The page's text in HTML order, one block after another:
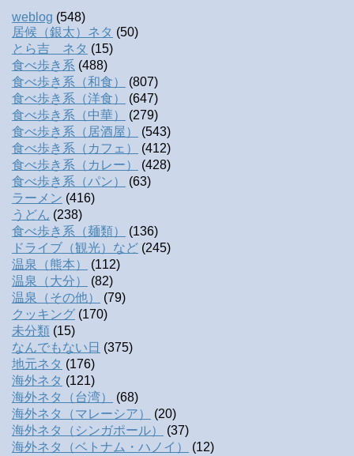
weblog (548)
居候（銀太）ネタ (50)
とら吉 ネタ (15)
食べ歩き系 (488)
食べ歩き系（和食）
(807)
食べ歩き系（洋食）
(647)
食べ歩き系（中華）
(279)
食べ歩き系（居酒屋）
(543)
食べ歩き系（カフェ）
(412)
食べ歩き系（カレー）
(428)
食べ歩き系（パン）
(63)
ラーメン (416)
うどん (238)
食べ歩き系（麺類）
(136)
ドライブ（観光）など (245)
温泉（熊本）
(112)
温泉（大分）
(82)
温泉（その他）
(79)
クッキング (170)
未分類 (15)
なんでもない日 (375)
地元ネタ (176)
海外ネタ (121)
海外ネタ（台湾）
(68)
海外ネタ（マレーシア）
(20)
海外ネタ（シンガポール）
(37)
海外ネタ（ベトナム・ハノイ）
(12)